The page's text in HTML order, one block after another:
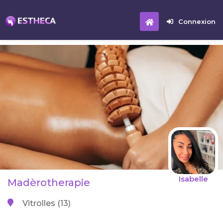
Connexion
Isabelle
Madèrotherapie
Vitrolles (13)